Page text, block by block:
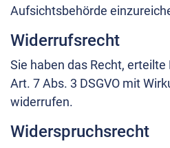
Aufsichtsbehörde
Widerrufsrecht
Sie haben das Recht,
Art. 7 Abs. 3 DSGVO mit
widerrufen.
Widerspruchsrecht